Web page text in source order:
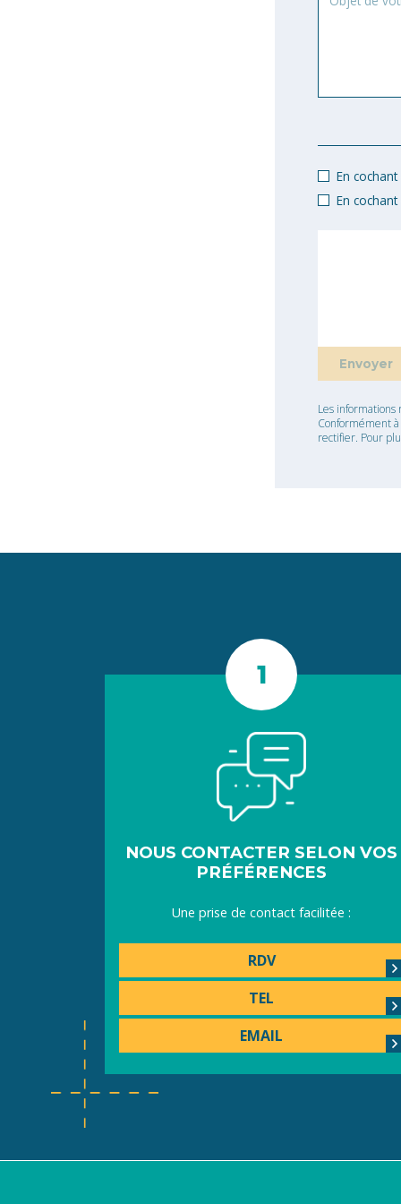
En
En
Les
Conformément
rectifier. Pour
NOUS CONTACTER SELON VOS
PRÉFÉRENCES
Une prise de contact facilitée :
RDV
TEL
EMAIL